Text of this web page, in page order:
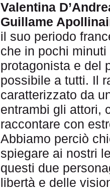
Valentina
Guillame
il suo periodo
che in pochi
protagonista e del
possibile a tutti. Il
caratterizzato da
entrambi gli attori,
raccontare con
Abbiamo perciò
spiegare ai nostri
questi due
libertà e delle